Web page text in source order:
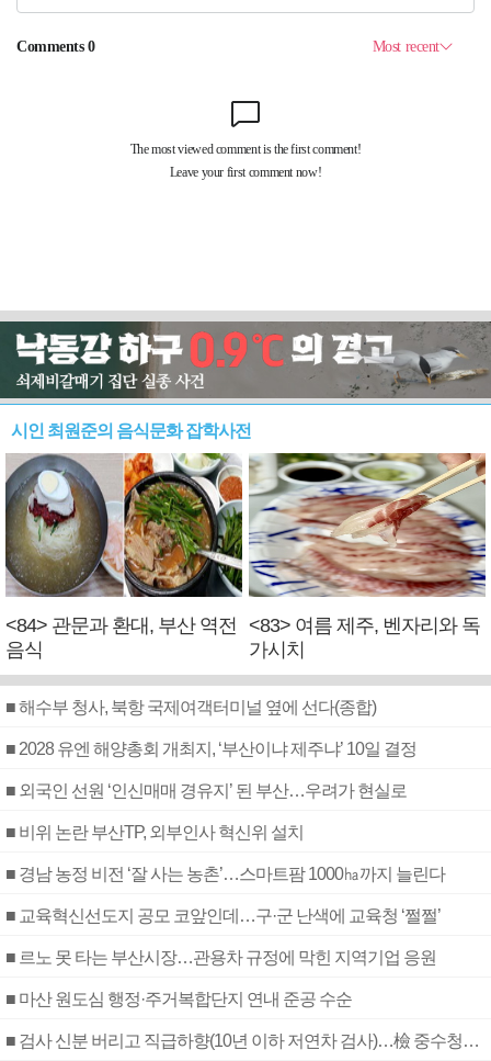
시인 최원준의 음식문화 잡학사전
<84> 관문과 환대, 부산 역전
음식
<83> 여름 제주, 벤자리와 독
가시치
■ 해수부 청사, 북항 국제여객터미널 옆에 선다(종합)
■ 2028 유엔 해양총회 개최지, ‘부산이냐 제주냐’ 10일 결정
■ 외국인 선원 ‘인신매매 경유지’ 된 부산…우려가 현실로
■ 비위 논란 부산TP, 외부인사 혁신위 설치
■ 경남 농정 비전 ‘잘 사는 농촌’…스마트팜 1000㏊까지 늘린다
■ 교육혁신선도지 공모 코앞인데…구·군 난색에 교육청 ‘쩔쩔’
■ 르노 못 타는 부산시장…관용차 규정에 막힌 지역기업 응원
■ 마산 원도심 행정·주거복합단지 연내 준공 수순
■ 검사 신분 버리고 직급하향(10년 이하 저연차 검사)…檢 중수청행 기피